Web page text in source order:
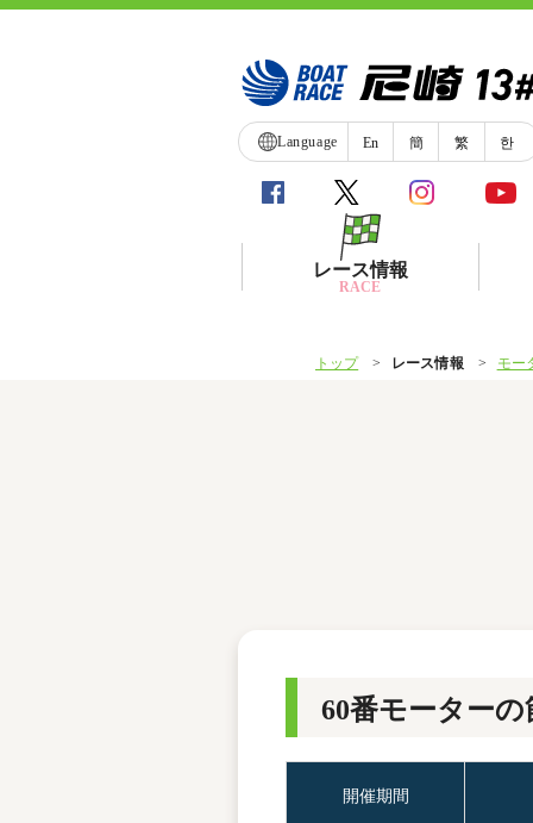
Language En 簡 繁 한
レース情報
RACE
ボートデータ
トップ レース情報 モー
60番モーターの
開催期間